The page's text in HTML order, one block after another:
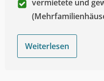
vermietete und
Weiterlesen